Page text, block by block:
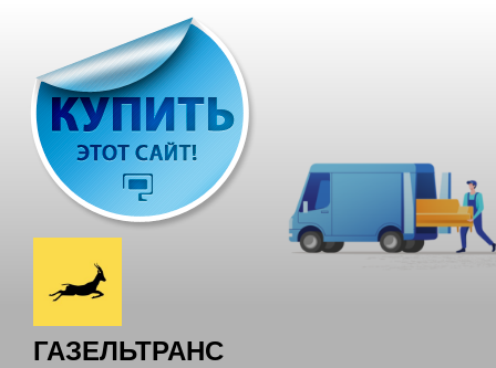
содержимому
ГАЗЕЛЬТРАНС